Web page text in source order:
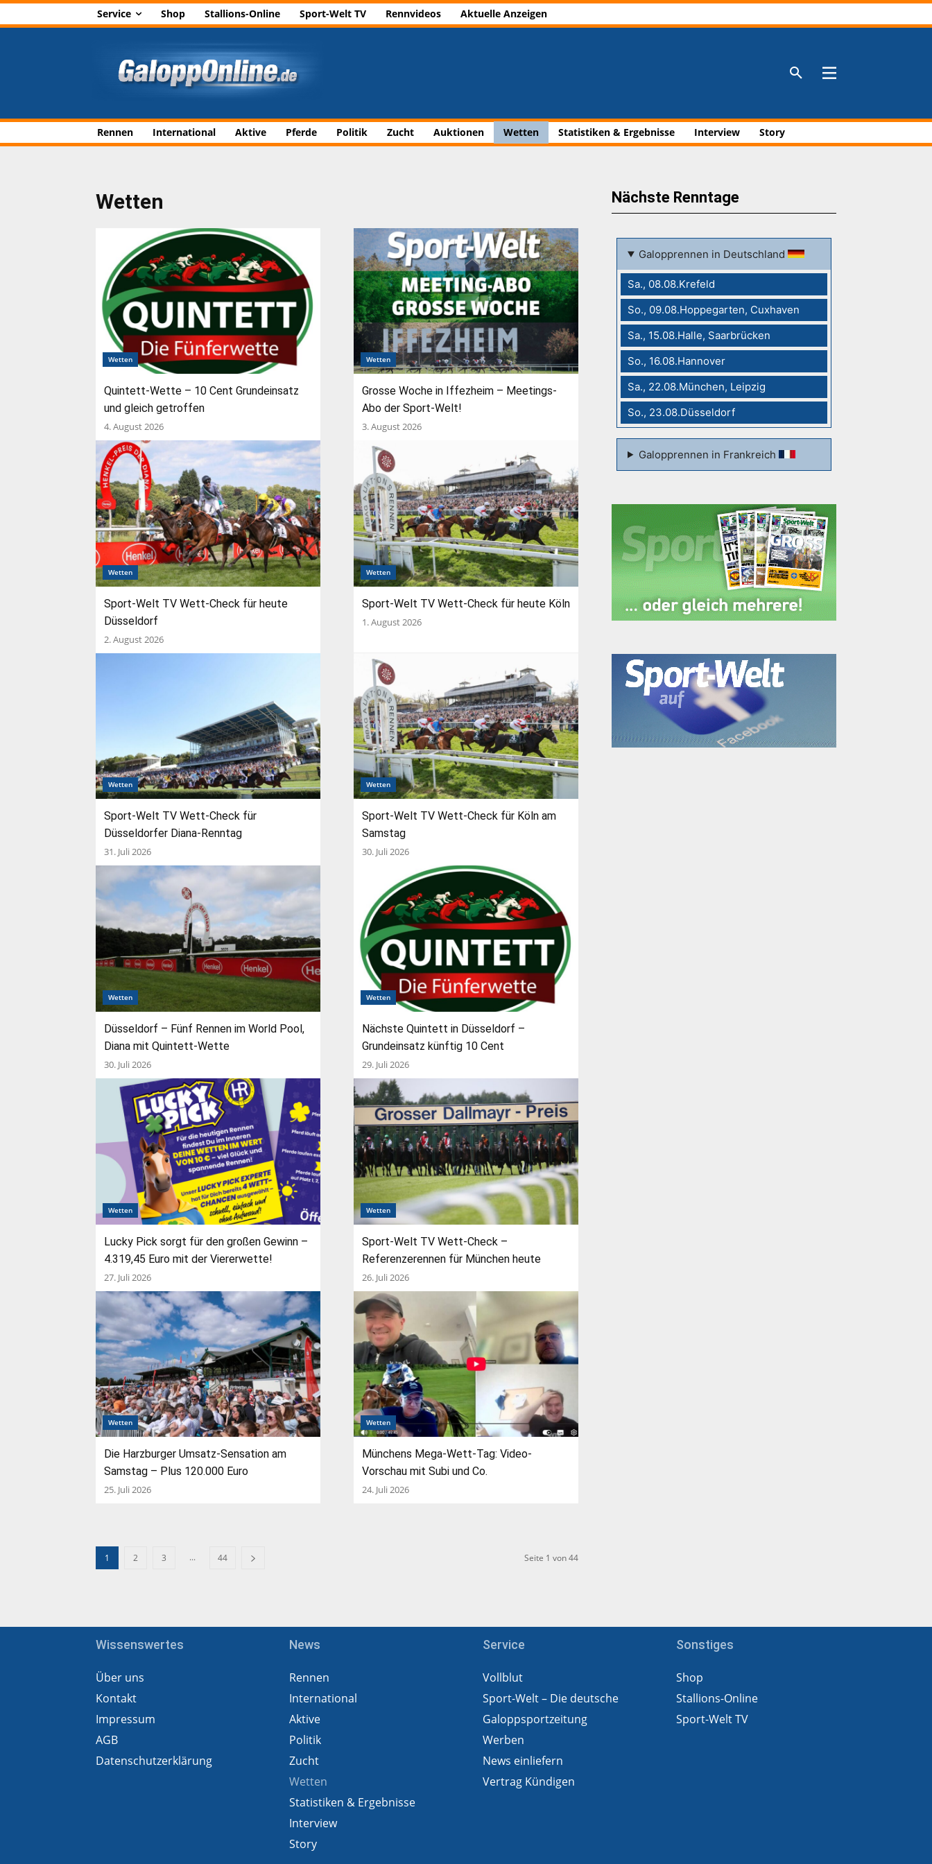
Service Shop Stallions-Online Sport-Welt TV Rennvideos Aktuelle Anzeigen
Rennen International Aktive Pferde Politik Zucht Auktionen Wetten Statistiken & Ergebnisse Interview Story
Wetten
Wetten
Quintett-Wette – 10 Cent Grundeinsatz
und gleich getroffen
4. August 2026
Wetten
Grosse Woche in Iffezheim – Meetings-
Abo der Sport-Welt!
3. August 2026
Wetten
Sport-Welt TV Wett-Check für heute
Düsseldorf
2. August 2026
Wetten
Sport-Welt TV Wett-Check für heute Köln
1. August 2026
Wetten
Sport-Welt TV Wett-Check für
Düsseldorfer Diana-Renntag
31. Juli 2026
Wetten
Sport-Welt TV Wett-Check für Köln am
Samstag
30. Juli 2026
Wetten
Düsseldorf – Fünf Rennen im World Pool,
Diana mit Quintett-Wette
30. Juli 2026
Wetten
Nächste Quintett in Düsseldorf –
Grundeinsatz künftig 10 Cent
29. Juli 2026
Wetten
Lucky Pick sorgt für den großen Gewinn –
4.319,45 Euro mit der Viererwette!
27. Juli 2026
Wetten
Sport-Welt TV Wett-Check –
Referenzerennen für München heute
26. Juli 2026
Wetten
Die Harzburger Umsatz-Sensation am
Samstag – Plus 120.000 Euro
25. Juli 2026
Wetten
Münchens Mega-Wett-Tag: Video-
Vorschau mit Subi und Co.
24. Juli 2026
1 2 3 ... 44 Seite 1 von 44
Nächste Renntage
Galopprennen in Deutschland
Sa., 08.08.Krefeld
So., 09.08.Hoppegarten, Cuxhaven
Sa., 15.08.Halle, Saarbrücken
So., 16.08.Hannover
Sa., 22.08.München, Leipzig
So., 23.08.Düsseldorf
Galopprennen in Frankreich
Wissenswertes
Über uns
Kontakt
Impressum
AGB
Datenschutzerklärung
News
Rennen
International
Aktive
Politik
Zucht
Wetten
Statistiken & Ergebnisse
Interview
Story
Service
Vollblut
Sport-Welt – Die deutsche
Galoppsportzeitung
Werben
News einliefern
Vertrag Kündigen
Sonstiges
Shop
Stallions-Online
Sport-Welt TV